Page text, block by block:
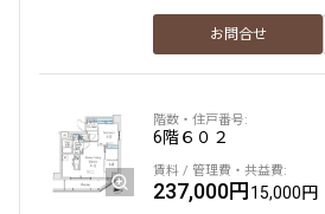
お問合せ
6階６０２
237,000円15,000円